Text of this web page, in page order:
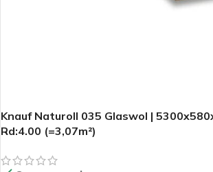
Knauf Naturoll 035 Glaswol |
Rd:4.00 (=3,07m²)